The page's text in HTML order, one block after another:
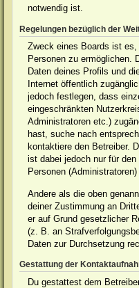
notwendig ist.
Regelungen bezüglich der
Zweck eines Boards ist
Personen zu ermöglichen.
Daten deines Profils und
Internet öffentlich
jedoch festlegen, dass
eingeschränkten
Administratoren etc.)
hast, suche nach
kontaktiere den Betreiber.
ist dabei jedoch nur für
Personen
Andere als die oben
deiner Zustimmung an
er auf Grund gesetzlicher
(z. B. an
Daten zur Durchsetzung
Gestattung der
Du gestattest dem